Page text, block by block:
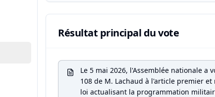
Résultat principal du vote
Le 5 mai 2026, l'Assemblée nationale a
108 de M. Lachaud à l'article premier
loi actualisant la programmation